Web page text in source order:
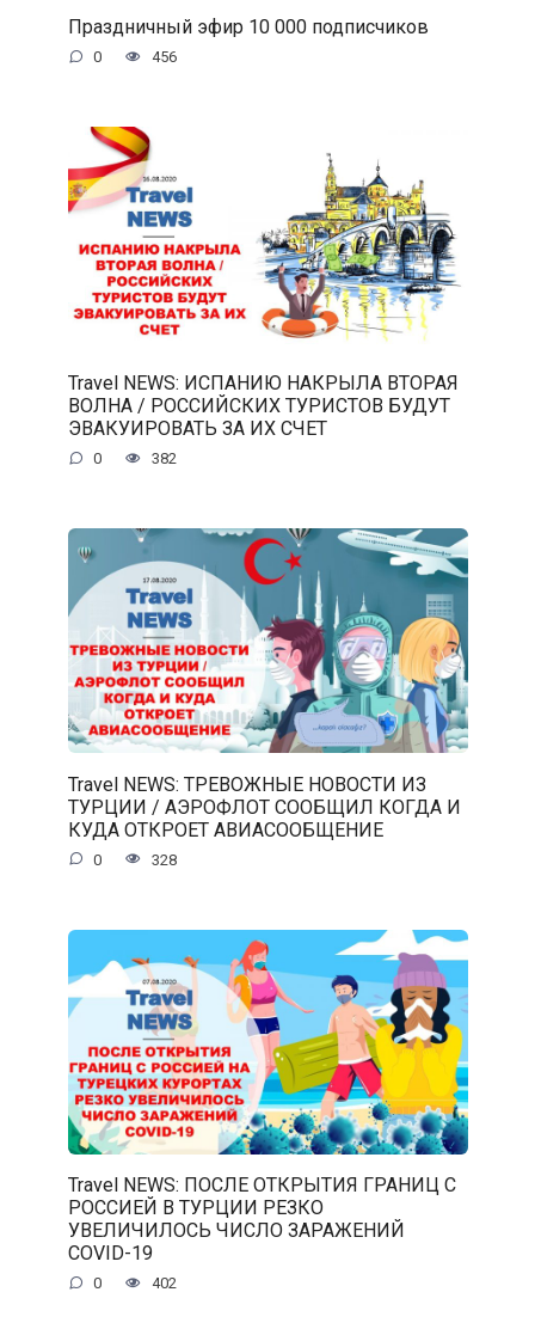
Праздничный эфир 10 000 подписчиков
0 456
Travel NEWS: ИСПАНИЮ НАКРЫЛА ВТОРАЯ
ВОЛНА / РОССИЙСКИХ ТУРИСТОВ БУДУТ
ЭВАКУИРОВАТЬ ЗА ИХ СЧЕТ
0 382
Travel NEWS: ТРЕВОЖНЫЕ НОВОСТИ ИЗ
ТУРЦИИ / АЭРОФЛОТ СООБЩИЛ КОГДА И
КУДА ОТКРОЕТ АВИАСООБЩЕНИЕ
0 328
Travel NEWS: ПОСЛЕ ОТКРЫТИЯ ГРАНИЦ С
РОССИЕЙ В ТУРЦИИ РЕЗКО
УВЕЛИЧИЛОСЬ ЧИСЛО ЗАРАЖЕНИЙ
COVID-19
0 402